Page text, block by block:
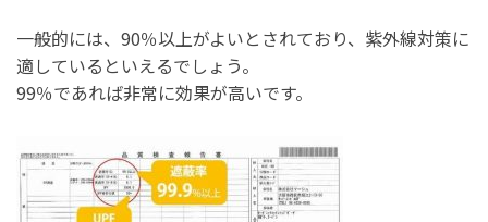
一般的には、90％以上がよいとされており、紫外線対策に
適しているといえるでしょう。
99％であれば非常に効果が高いです。